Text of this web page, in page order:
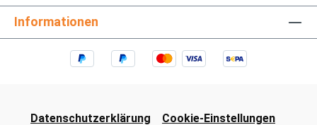
Informationen
Datenschutzerklärung Cookie-Einstellungen